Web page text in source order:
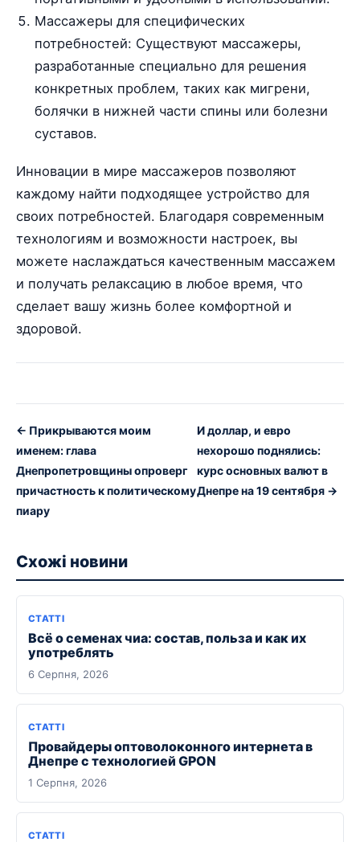
Массажеры для специфических
потребностей: Существуют массажеры,
разработанные специально для решения
конкретных проблем, таких как мигрени,
болячки в нижней части спины или болезни
суставов.
Инновации в мире массажеров позволяют
каждому найти подходящее устройство для
своих потребностей. Благодаря современным
технологиям и возможности настроек, вы
можете наслаждаться качественным массажем
и получать релаксацию в любое время, что
сделает вашу жизнь более комфортной и
здоровой.
← Прикрываются моим
именем: глава
Днепропетровщины опроверг
причастность к политическому
пиару
И доллар, и евро
нехорошо поднялись:
курс основных валют в
Днепре на 19 сентября →
Схожі новини
СТАТТІ
Всё о семенах чиа: состав, польза и как их
употреблять
6 Серпня, 2026
СТАТТІ
Провайдеры оптоволоконного интернета в
Днепре с технологией GPON
1 Серпня, 2026
СТАТТІ